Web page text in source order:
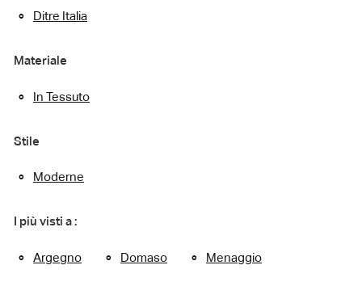
Ditre Italia
Materiale
In Tessuto
Stile
Moderne
I più visti a :
Argegno Domaso Menaggio